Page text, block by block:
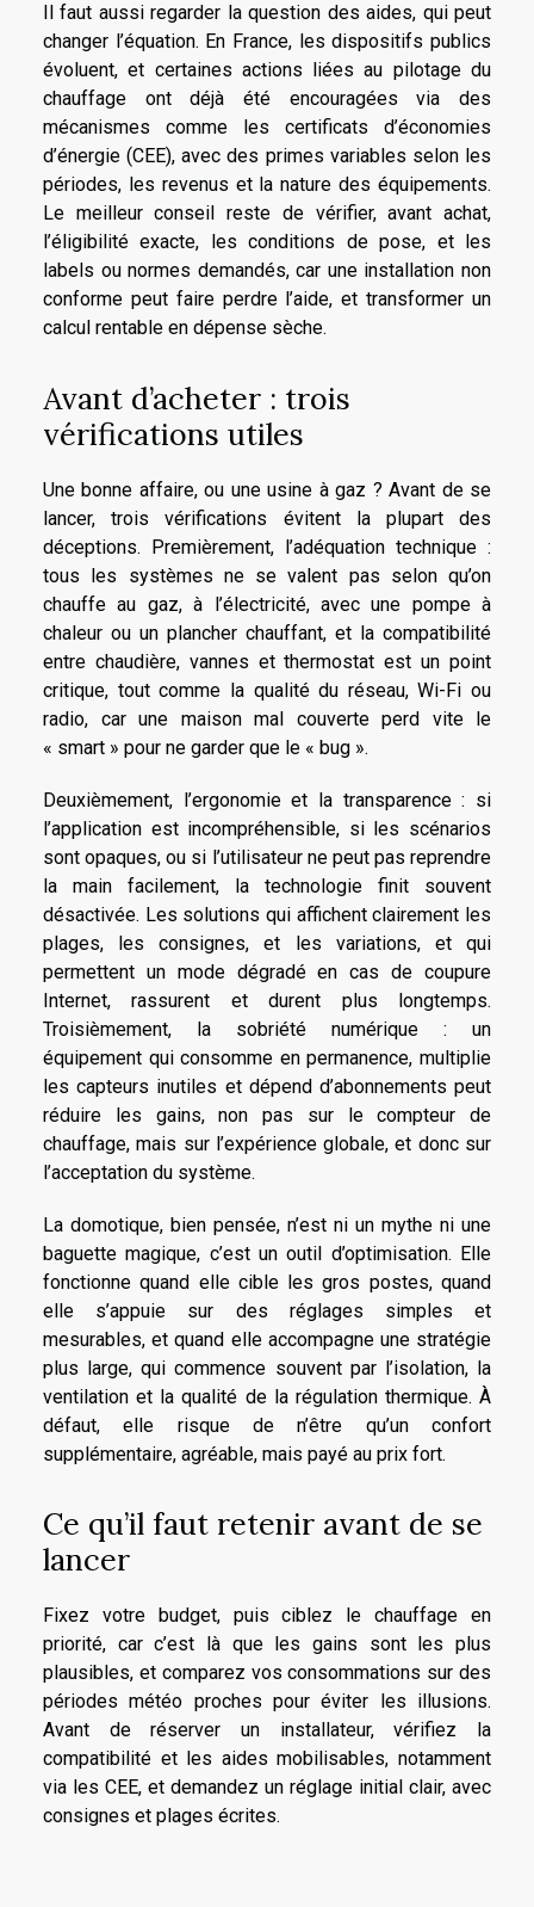
Il faut aussi regarder la question des aides, qui peut
changer l’équation. En France, les dispositifs publics
évoluent, et certaines actions liées au pilotage du
chauffage ont déjà été encouragées via des
mécanismes comme les certificats d’économies
d’énergie (CEE), avec des primes variables selon les
périodes, les revenus et la nature des équipements.
Le meilleur conseil reste de vérifier, avant achat,
l’éligibilité exacte, les conditions de pose, et les
labels ou normes demandés, car une installation non
conforme peut faire perdre l’aide, et transformer un
calcul rentable en dépense sèche.
Avant d’acheter : trois
vérifications utiles
Une bonne affaire, ou une usine à gaz ? Avant de se
lancer, trois vérifications évitent la plupart des
déceptions. Premièrement, l’adéquation technique :
tous les systèmes ne se valent pas selon qu’on
chauffe au gaz, à l’électricité, avec une pompe à
chaleur ou un plancher chauffant, et la compatibilité
entre chaudière, vannes et thermostat est un point
critique, tout comme la qualité du réseau, Wi-Fi ou
radio, car une maison mal couverte perd vite le
« smart » pour ne garder que le « bug ».
Deuxièmement, l’ergonomie et la transparence : si
l’application est incompréhensible, si les scénarios
sont opaques, ou si l’utilisateur ne peut pas reprendre
la main facilement, la technologie finit souvent
désactivée. Les solutions qui affichent clairement les
plages, les consignes, et les variations, et qui
permettent un mode dégradé en cas de coupure
Internet, rassurent et durent plus longtemps.
Troisièmement, la sobriété numérique : un
équipement qui consomme en permanence, multiplie
les capteurs inutiles et dépend d’abonnements peut
réduire les gains, non pas sur le compteur de
chauffage, mais sur l’expérience globale, et donc sur
l’acceptation du système.
La domotique, bien pensée, n’est ni un mythe ni une
baguette magique, c’est un outil d’optimisation. Elle
fonctionne quand elle cible les gros postes, quand
elle s’appuie sur des réglages simples et
mesurables, et quand elle accompagne une stratégie
plus large, qui commence souvent par l’isolation, la
ventilation et la qualité de la régulation thermique. À
défaut, elle risque de n’être qu’un confort
supplémentaire, agréable, mais payé au prix fort.
Ce qu’il faut retenir avant de se
lancer
Fixez votre budget, puis ciblez le chauffage en
priorité, car c’est là que les gains sont les plus
plausibles, et comparez vos consommations sur des
périodes météo proches pour éviter les illusions.
Avant de réserver un installateur, vérifiez la
compatibilité et les aides mobilisables, notamment
via les CEE, et demandez un réglage initial clair, avec
consignes et plages écrites.